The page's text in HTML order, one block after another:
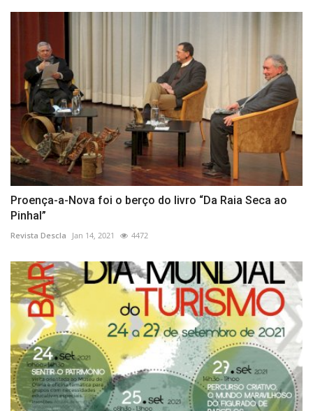
Proença-a-Nova foi o berço do livro “Da Raia Seca ao
Pinhal”
Revista Descla Jan 14, 2021 4472